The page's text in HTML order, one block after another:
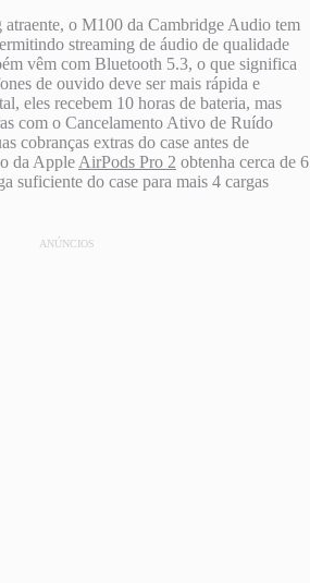
o M100 da Cambridge Audio tem
streaming de áudio de qualidade
vêm com Bluetooth 5.3, o que significa
de ouvido deve ser mais rápida e
eles recebem 10 horas de bateria, mas
com o Cancelamento Ativo de Ruído
cobranças extras do case antes de
da Apple AirPods Pro 2 obtenha cerca de 6
suficiente do case para mais 4 cargas
ANÚNCIOS